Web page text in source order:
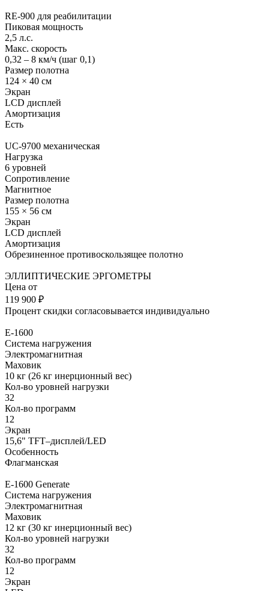
RE-900 для реабилитации
Пиковая мощность
2,5 л.с.
Макс. скорость
0,32 – 8 км/ч (шаг 0,1)
Размер полотна
124 × 40 см
Экран
LCD дисплей
Амортизация
Есть
UC-9700 механическая
Нагрузка
6 уровней
Сопротивление
Магнитное
Размер полотна
155 × 56 см
Экран
LCD дисплей
Амортизация
Обрезиненное противоскользящее полотно
ЭЛЛИПТИЧЕСКИЕ ЭРГОМЕТРЫ
Цена от
119 900 ₽
Процент скидки согласовывается индивидуально
E-1600
Система нагружения
Электромагнитная
Маховик
10 кг (26 кг инерционный вес)
Кол-во уровней нагрузки
32
Кол-во программ
12
Экран
15,6" TFT–дисплей/LED
Особенность
Флагманская
E-1600 Generate
Система нагружения
Электромагнитная
Маховик
12 кг (30 кг инерционный вес)
Кол-во уровней нагрузки
32
Кол-во программ
12
Экран